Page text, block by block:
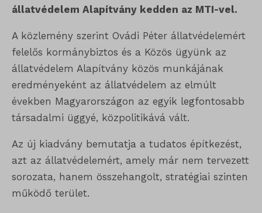
állatvédelem Alapítvány kedden az MTI-vel.
A közlemény szerint Ovádi Péter állatvédelemért
felelős kormánybiztos és a Közös ügyünk az
állatvédelem Alapítvány közös munkájának
eredményeként az állatvédelem az elmúlt
években Magyarországon az egyik legfontosabb
társadalmi üggyé, közpolitikává vált.
Az új kiadvány bemutatja a tudatos építkezést,
azt az állatvédelemért, amely már nem tervezett
sorozata, hanem összehangolt, stratégiai szinten
működő terület.